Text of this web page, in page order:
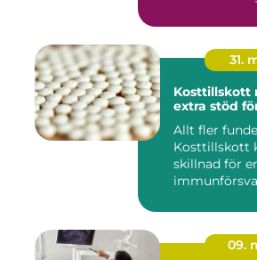
31.
Kosttillskott när behövs
extra stöd
Allt fler
Kosttillskott
skillnad för
09.